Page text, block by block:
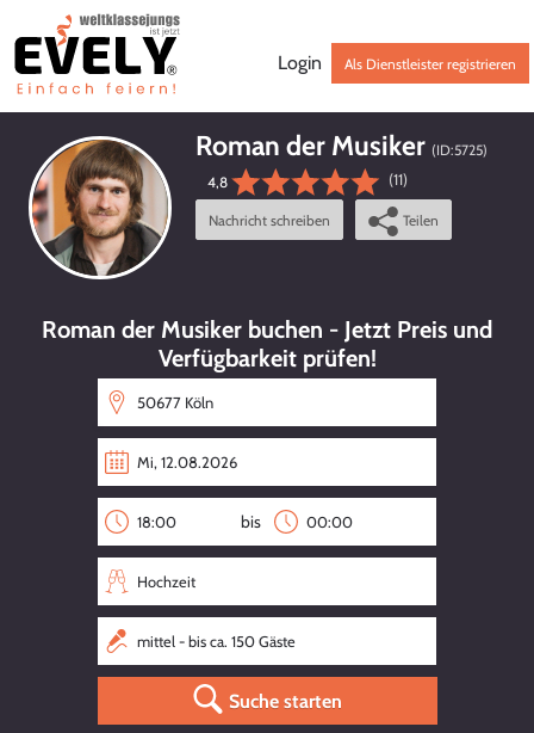
Login Als Dienstleister registrieren
Roman der Musiker (ID:5725)
4,8
(11)
Nachricht schreiben Teilen
Roman der Musiker buchen - Jetzt Preis und
Verfügbarkeit prüfen!
bis
Suche starten